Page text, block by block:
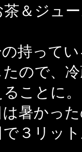
茶＆ジュ
持って
ので、
ことに。
暑かっ
３リッ